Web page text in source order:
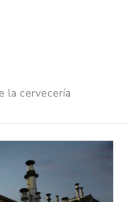
la cervecería